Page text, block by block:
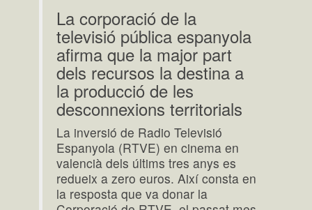
La corporació de la
televisió pública espanyola
afirma que la major part
dels recursos la destina a
la producció de les
desconnexions territorials
La inversió de Radio Televisió
Espanyola (RTVE) en cinema en
valencià dels últims tres anys es
redueix a zero euros. Així consta en
la resposta que va donar la